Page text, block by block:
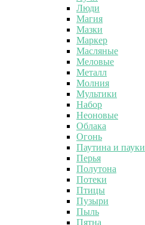
Люди
Магия
Мазки
Маркер
Масляные
Меловые
Металл
Молния
Мультики
Набор
Неоновые
Облака
Огонь
Паутина и пауки
Перья
Полутона
Потеки
Птицы
Пузыри
Пыль
Пятна